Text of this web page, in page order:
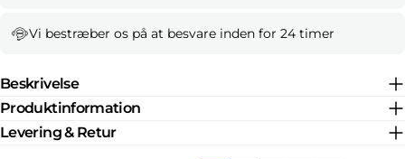
Vi bestræber os på at besvare inden for 24 timer
Beskrivelse
Produktinformation
Levering & Retur